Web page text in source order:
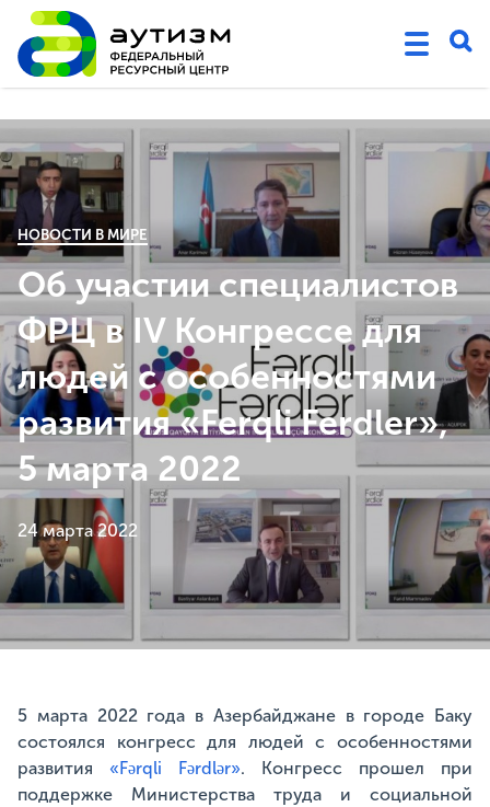
НОВОСТИ В МИРЕ
Об участии специалистов
ФРЦ в IV Конгрессе для
людей с особенностями
развития «Ferqli Ferdler»,
5 марта 2022
24 марта 2022
5 марта 2022 года в Азербайджане в городе Баку
состоялся конгресс для людей с особенностями
развития «Fərqli Fərdlər». Конгресс прошел при
поддержке Министерства труда и социальной